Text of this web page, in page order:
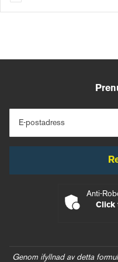
E-postadress
Anti-
Click
Genom ifyllnad av detta